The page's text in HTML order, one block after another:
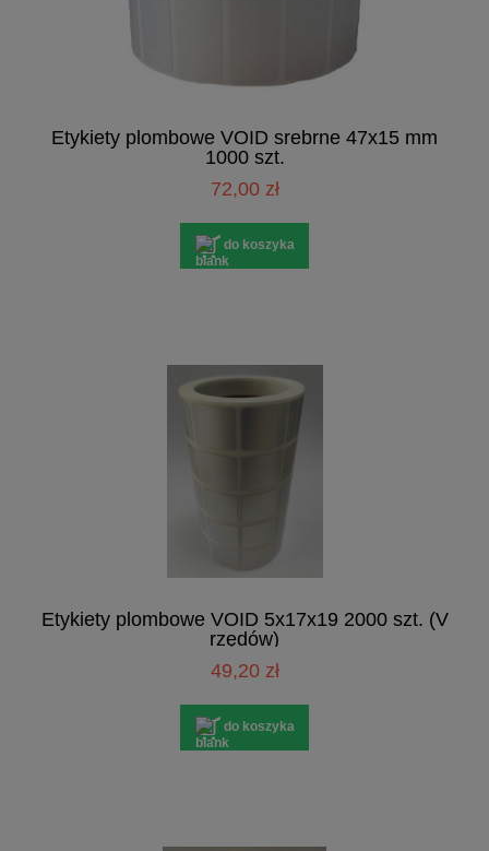
Etykiety plombowe VOID srebrne 47x15 mm
1000 szt.
72,00 zł
do koszyka
Etykiety plombowe VOID 5x17x19 2000 szt. (V
rzędów)
49,20 zł
do koszyka